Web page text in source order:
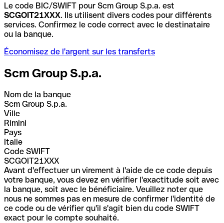
Le code BIC/SWIFT pour Scm Group S.p.a. est
SCGOIT21XXX. Ils utilisent divers codes pour différents
services. Confirmez le code correct avec le destinataire
ou la banque.
Économisez de l'argent sur les transferts
Scm Group S.p.a.
Nom de la banque
Scm Group S.p.a.
Ville
Rimini
Pays
Italie
Code SWIFT
SCGOIT21XXX
Avant d'effectuer un virement à l'aide de ce code depuis
votre banque, vous devez en vérifier l'exactitude soit avec
la banque, soit avec le bénéficiaire. Veuillez noter que
nous ne sommes pas en mesure de confirmer l'identité de
ce code ou de vérifier qu'il s'agit bien du code SWIFT
exact pour le compte souhaité.